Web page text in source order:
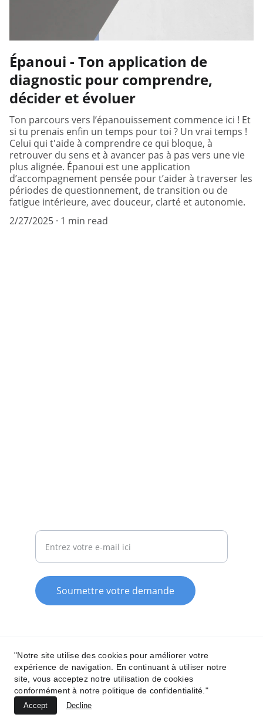
Épanoui - Ton application de
diagnostic pour comprendre,
décider et évoluer
Ton parcours vers l’épanouissement commence ici ! Et
si tu prenais enfin un temps pour toi ? Un vrai temps !
Celui qui t'aide à comprendre ce qui bloque, à
retrouver du sens et à avancer pas à pas vers une vie
plus alignée. Épanoui est une application
d’accompagnement pensée pour t’aider à traverser les
périodes de questionnement, de transition ou de
fatigue intérieure, avec douceur, clarté et autonomie.
2/27/2025 1 min read
Soumettre votre demande
Politique de cookies
Politique de confidentialité
Mentions Légales
"Notre site utilise des cookies pour améliorer votre
expérience de navigation. En continuant à utiliser notre
site, vous acceptez notre utilisation de cookies
conformément à notre politique de confidentialité."
Accept Decline